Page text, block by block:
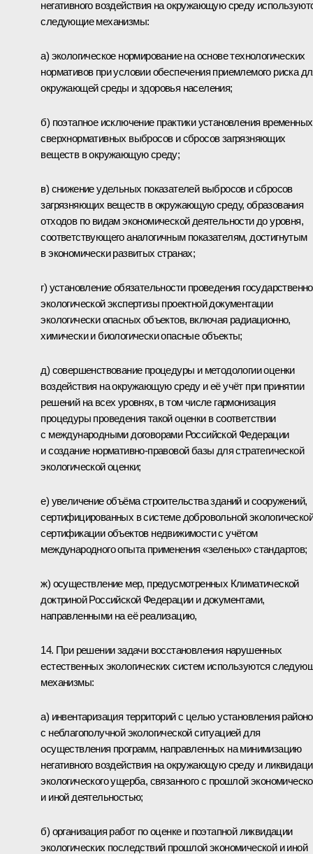
негативного воздействия на окружающую среду
следующие механизмы:
а) экологическое нормирование на основе технологических
нормативов при условии обеспечения приемлемого риска
окружающей среды и здоровья населения;
б) поэтапное исключение практики установления временных
сверхнормативных выбросов и сбросов загрязняющих
веществ в окружающую среду;
в) снижение удельных показателей выбросов и сбросов
загрязняющих веществ в окружающую среду, образования
отходов по видам экономической деятельности до уровня,
соответствующего аналогичным показателям, достигнутым
в экономически развитых странах;
г) установление обязательности проведения
экологической экспертизы проектной документации
экологически опасных объектов, включая радиационно,
химически и биологически опасные объекты;
д) совершенствование процедуры и методологии оценки
воздействия на окружающую среду и её учёт при принятии
решений на всех уровнях, в том числе гармонизация
процедуры проведения такой оценки в соответствии
с международными договорами Российской Федерации
и создание нормативно-правовой базы для стратегической
экологической оценки;
е) увеличение объёма строительства зданий и сооружений,
сертифицированных в системе добровольной экологической
сертификации объектов недвижимости с учётом
международного опыта применения «зеленых» стандартов;
ж) осуществление мер, предусмотренных Климатической
доктриной Российской Федерации и документами,
направленными на её реализацию,
14. При решении задачи восстановления нарушенных
естественных экологических систем используются
механизмы:
а) инвентаризация территорий с целью установления
с неблагополучной экологической ситуацией для
осуществления программ, направленных на минимизацию
негативного воздействия на окружающую среду и
экологического ущерба, связанного с прошлой
и иной деятельностью;
б) организация работ по оценке и поэтапной ликвидации
экологических последствий прошлой экономической и иной